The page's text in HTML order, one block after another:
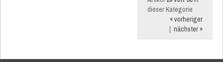
dieser Kategorie
« vorheriger
| nächster »